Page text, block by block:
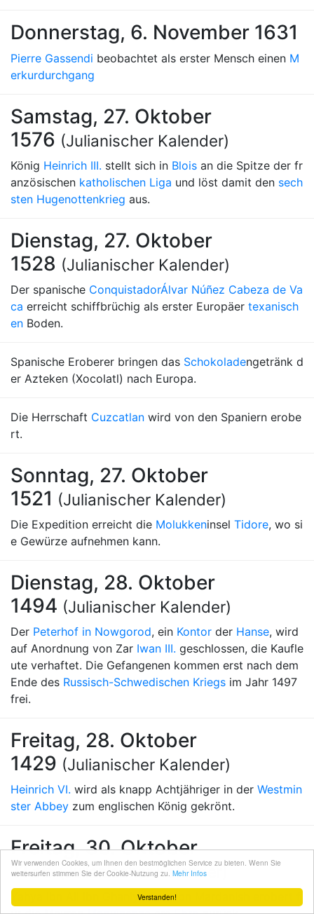
Verstanden!
Wir verwenden Cookies, um Ihnen den bestmöglichen Service zu bieten. Wenn Sie
weitersurfen stimmen Sie der Cookie-Nutzung zu. Mehr Infos
Donnerstag, 6. November 1631
Pierre Gassendi beobachtet als erster Mensch einen M
erkurdurchgang
Samstag, 27. Oktober
1576 (Julianischer Kalender)
König Heinrich III. stellt sich in Blois an die Spitze der fr
anzösischen katholischen Liga und löst damit den sech
sten Hugenottenkrieg aus.
Dienstag, 27. Oktober
1528 (Julianischer Kalender)
Der spanische ConquistadorÁlvar Núñez Cabeza de Va
ca erreicht schiffbrüchig als erster Europäer texanisch
en Boden.
Spanische Eroberer bringen das Schokoladengetränk d
er Azteken (Xocolatl) nach Europa.
Die Herrschaft Cuzcatlan wird von den Spaniern erobe
rt.
Sonntag, 27. Oktober
1521 (Julianischer Kalender)
Die Expedition erreicht die Molukkeninsel Tidore, wo si
e Gewürze aufnehmen kann.
Dienstag, 28. Oktober
1494 (Julianischer Kalender)
Der Peterhof in Nowgorod, ein Kontor der Hanse, wird
auf Anordnung von Zar Iwan III. geschlossen, die Kaufle
ute verhaftet. Die Gefangenen kommen erst nach dem
Ende des Russisch-Schwedischen Kriegs im Jahr 1497
frei.
Freitag, 28. Oktober
1429 (Julianischer Kalender)
Heinrich VI. wird als knapp Achtjähriger in der Westmin
ster Abbey zum englischen König gekrönt.
Freitag, 30. Oktober
1136(Julianischer Kalender)
Yahya ibn Ali ibn Ghaniya Sa'd ibn Mardanish erobert f